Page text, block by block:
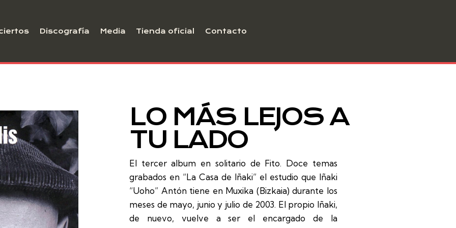
Discografía Media Tienda oficial Contacto
LO MÁS LEJOS A
TU LADO
El tercer album en solitario de Fito. Doce temas
grabados en “La Casa de Iñaki” el estudio que Iñaki
“Uoho” Antón tiene en Muxika (Bizkaia) durante los
meses de mayo, junio y julio de 2003. El propio Iñaki,
de nuevo, vuelve a ser el encargado de la